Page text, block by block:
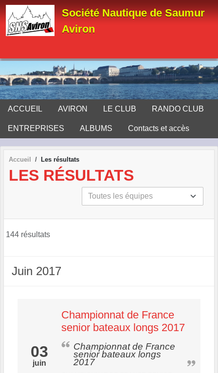
Société Nautique de Saumur
Aviron
ACCUEIL AVIRON LE CLUB RANDO CLUB
ENTREPRISES ALBUMS Contacts et accès
Accueil Les résultats
LES RÉSULTATS
144 résultats
Juin 2017
03
juin
Championnat de France
senior bateaux longs 2017
Championnat de France
senior bateaux longs
2017
Panneau de gestion des cookies